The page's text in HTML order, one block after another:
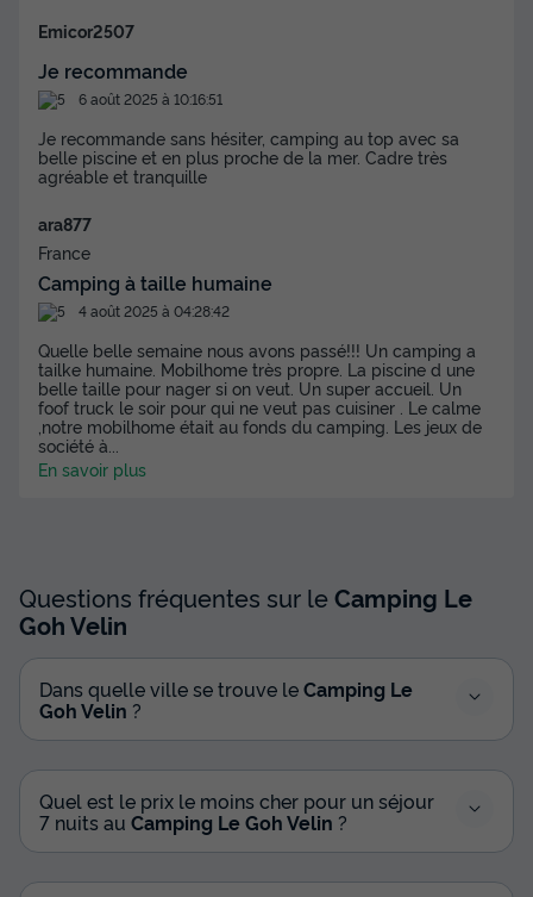
Terrasse couverte
Salon de jardin
Chauffage
MOBILHOME 4 personnes - MH2 SUPER MERCURE
REGULAR - dimanche 26 m²
Meilleur prix pour 7 nuits
Modifier les dates
Voir les disponibilités
MOBILHOME 4 personnes - Rapidhome
Alizé 80 (samedi)
Récent
Voir le plan 2D Terrasse semi-couverte
Cafetière
Congélateur
Réfrigérateur Salon de jardin
Emicor2507
Je recommande
6 août 2025 à 10:16:51
Je recommande sans hésiter, camping au top avec sa
belle piscine et en plus proche de la mer. Cadre très
agréable et tranquille
ara877
France
Camping à taille humaine
4 août 2025 à 04:28:42
Quelle belle semaine nous avons passé!!! Un camping a
tailke humaine. Mobilhome très propre. La piscine d une
belle taille pour nager si on veut. Un super accueil. Un
foof truck le soir pour qui ne veut pas cuisiner . Le calme
,notre mobilhome était au fonds du camping. Les jeux de
société à
En savoir plus
Questions fréquentes sur leCamping Le
Goh Velin
Dans quelle ville se trouve leCamping Le
Goh Velin ?
Quel est le prix le moins cher pour un séjour
7 nuits au Camping Le Goh Velin ?